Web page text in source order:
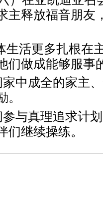
主释放福音朋友
生活更多扎根在
们做成能够服事
中成全的家主
与真理追求计
们继续操练。